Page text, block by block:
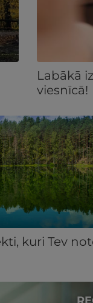
Labākā
viesnīcā!
kuri Tev